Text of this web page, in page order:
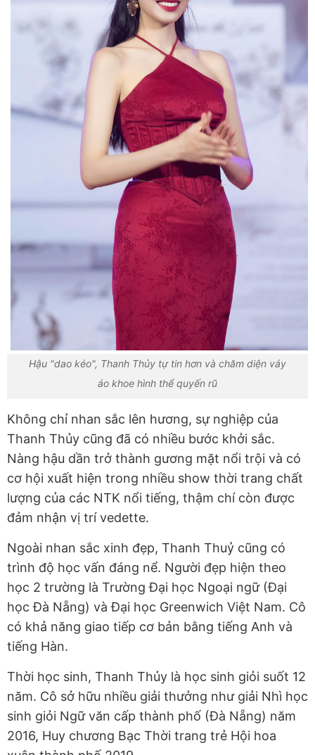
Hậu "dao kéo", Thanh Thủy tự tin hơn và chăm diện váy
áo khoe hình thể quyến rũ
Không chỉ nhan sắc lên hương, sự nghiệp của
Thanh Thủy cũng đã có nhiều bước khởi sắc.
Nàng hậu dần trở thành gương mặt nổi trội và có
cơ hội xuất hiện trong nhiều show thời trang chất
lượng của các NTK nổi tiếng, thậm chí còn được
đảm nhận vị trí vedette.
Ngoài nhan sắc xinh đẹp, Thanh Thuỷ cũng có
trình độ học vấn đáng nể. Người đẹp hiện theo
học 2 trường là Trường Đại học Ngoại ngữ (Đại
học Đà Nẵng) và Đại học Greenwich Việt Nam. Cô
có khả năng giao tiếp cơ bản bằng tiếng Anh và
tiếng Hàn.
Thời học sinh, Thanh Thủy là học sinh giỏi suốt 12
năm. Cô sở hữu nhiều giải thưởng như giải Nhì học
sinh giỏi Ngữ văn cấp thành phố (Đà Nẵng) năm
2016, Huy chương Bạc Thời trang trẻ Hội hoa